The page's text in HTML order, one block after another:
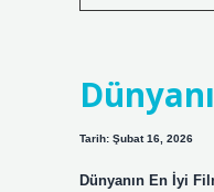
Tarih: Şubat 16, 2026
Dünyanın En İyi